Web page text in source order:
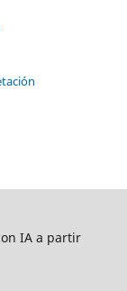
IA a partir